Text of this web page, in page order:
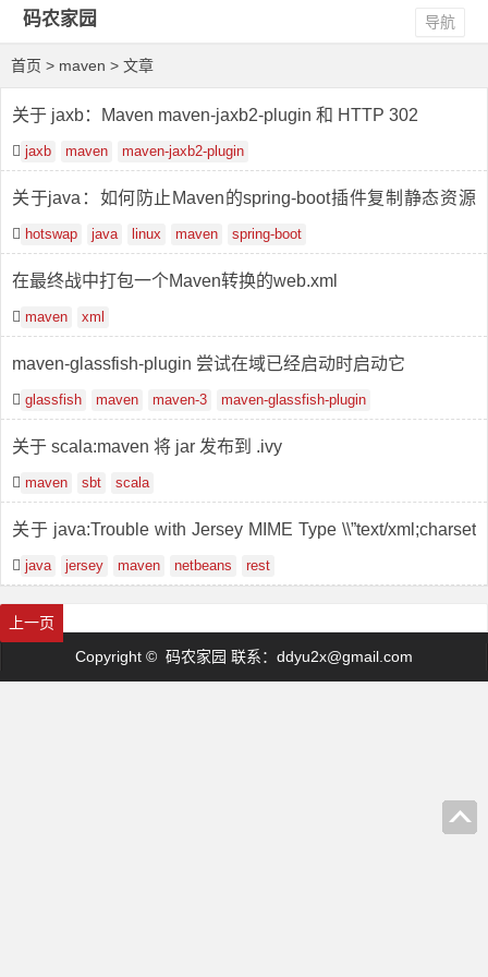
码农家园 导航
首页 > maven > 文章
关于 jaxb：Maven maven-jaxb2-plugin 和 HTTP 302
jaxb maven maven-jaxb2-plugin
关于java：如何防止Maven的spring-boot插件复制静态资源
到target？
hotswap java linux maven spring-boot
在最终战中打包一个Maven转换的web.xml
maven xml
maven-glassfish-plugin 尝试在域已经启动时启动它
glassfish maven maven-3 maven-glassfish-plugin
关于 scala:maven 将 jar 发布到 .ivy
maven sbt scala
关于 java:Trouble with Jersey MIME Type \\”text/xml;charset
=UTF-8 was not found\\”
java jersey maven netbeans rest
首页上一页
2
Copyright © 码农家园 联系： ddyu2x@gmail.com